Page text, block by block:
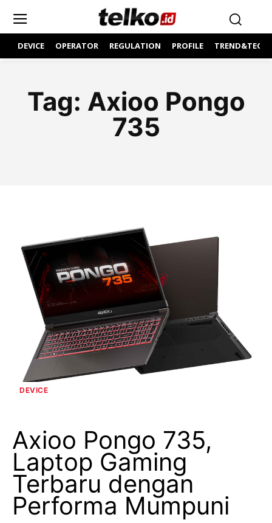
DEVICE OPERATOR REGULATION PROFILE
Tag: Axioo Pongo
735
DEVICE
Axioo Pongo 735,
Laptop Gaming
Terbaru dengan
Performa Mumpuni